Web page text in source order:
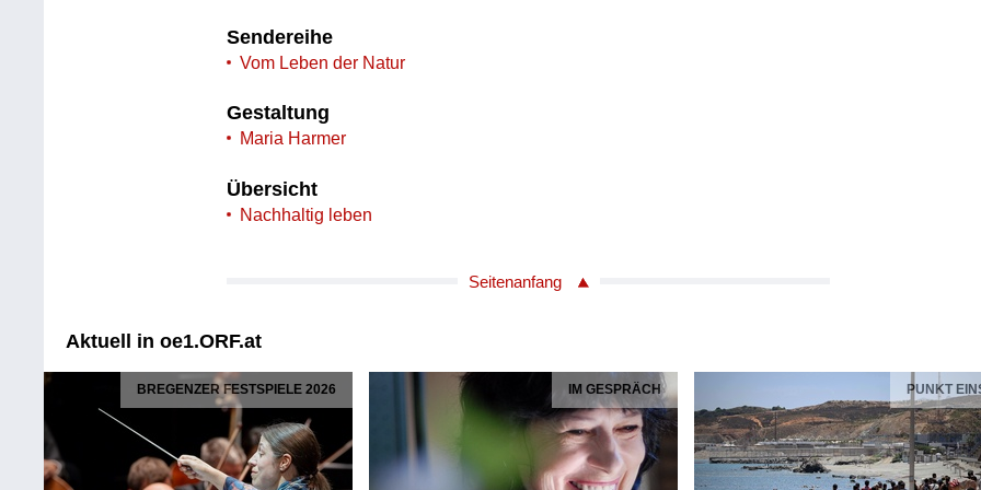
Sendereihe
Vom Leben der Natur
Gestaltung
Maria Harmer
Übersicht
Nachhaltig leben
Seitenanfang
Aktuell in oe1.ORF.at
BREGENZER FESTSPIELE 2026 IM GESPRÄCH PUNKT